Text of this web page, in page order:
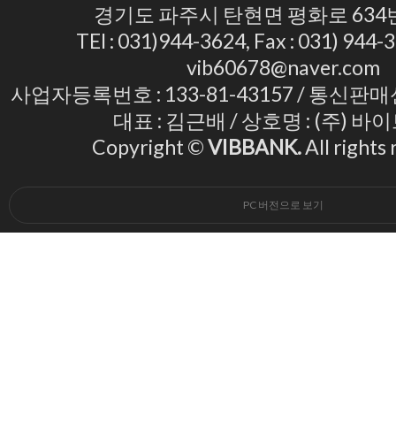
경기도 파주시 탄현면 평화로 634
TEl : 031)944-3624, Fax : 031) 944-
vib60678@naver.com
사업자등록번호 : 133-81-43157 / 통신판
대표 : 김근배 / 상호명 : (주) 바
Copyright ©VIBBANK.All rights
PC 버전으로 보기